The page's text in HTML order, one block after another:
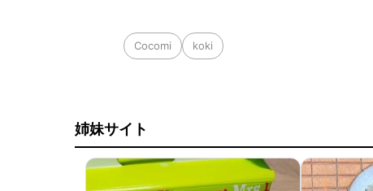
Cocomi koki
姉妹サイト